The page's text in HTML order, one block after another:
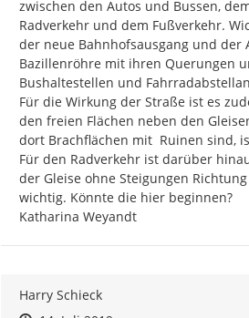
zwischen den Autos und Bussen,
Radverkehr und dem Fußverkehr.
der neue Bahnhofsausgang und der
Bazillenröhre mit ihren Querungen
Bushaltestellen und
Für die Wirkung der Straße ist es
den freien Flächen neben den
dort Brachflächen mit  Ruinen sind,
Für den Radverkehr ist darüber
der Gleise ohne Steigungen
wichtig. Könnte die hier beginnen?
Katharina Weyandt
Harry Schieck